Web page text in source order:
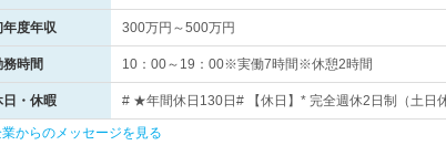
年度年収 300万円～500万円
務時間 10：00～19：00※実働7時間※休憩2時間
日・休暇 # ★年間休日130日# 【休日】* 完全週休2日制（土日
からのメッセージを見る